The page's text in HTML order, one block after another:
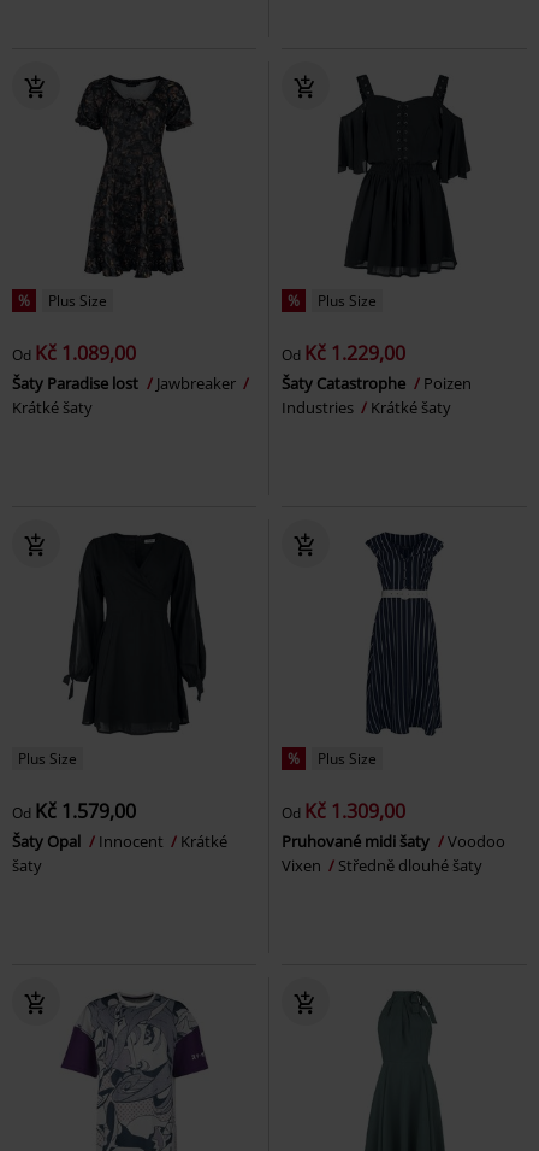
% Plus Size
Od Kč 1.089,00
Šaty Paradise lost
Jawbreaker
Krátké šaty
% Plus Size
Od Kč 1.229,00
Šaty Catastrophe
Poizen
Industries
Krátké šaty
Plus Size
Od Kč 1.579,00
Šaty Opal Innocent
Krátké
šaty
% Plus Size
Od Kč 1.309,00
Pruhované midi šaty
Voodoo
Vixen
Středně dlouhé šaty